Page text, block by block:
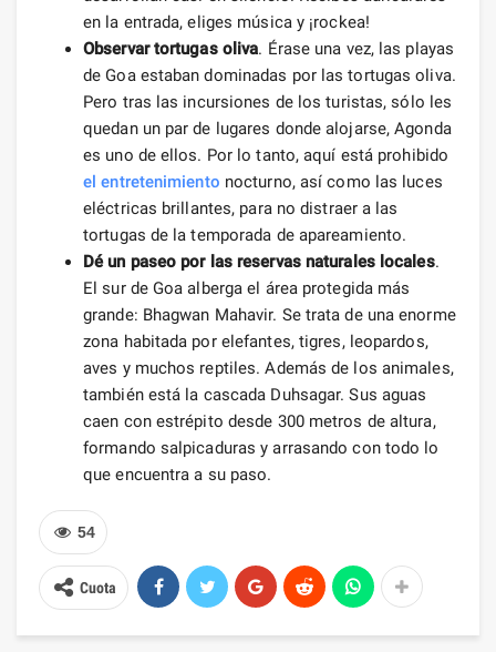
en la entrada, eliges música y ¡rockea!
Observar tortugas oliva. Érase una vez, las playas
de Goa estaban dominadas por las tortugas oliva.
Pero tras las incursiones de los turistas, sólo les
quedan un par de lugares donde alojarse, Agonda
es uno de ellos. Por lo tanto, aquí está prohibido
el entretenimiento nocturno, así como las luces
eléctricas brillantes, para no distraer a las
tortugas de la temporada de apareamiento.
Dé un paseo por las reservas naturales locales.
El sur de Goa alberga el área protegida más
grande: Bhagwan Mahavir. Se trata de una enorme
zona habitada por elefantes, tigres, leopardos,
aves y muchos reptiles. Además de los animales,
también está la cascada Duhsagar. Sus aguas
caen con estrépito desde 300 metros de altura,
formando salpicaduras y arrasando con todo lo
que encuentra a su paso.
54
Cuota